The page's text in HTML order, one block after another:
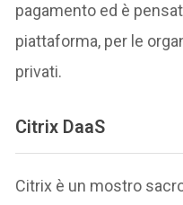
pagamento ed è
piattaforma, per le
privati.
Citrix DaaS
Citrix è un mostro